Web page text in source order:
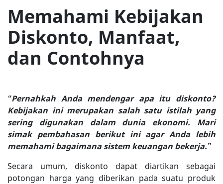
Memahami Kebijakan
Diskonto, Manfaat,
dan Contohnya
“Pernahkah Anda mendengar apa itu diskonto?
Kebijakan ini merupakan salah satu istilah yang
sering digunakan dalam dunia ekonomi. Mari
simak pembahasan berikut ini agar Anda lebih
memahami bagaimana sistem keuangan bekerja.”
Secara umum, diskonto dapat diartikan sebagai
potongan harga yang diberikan pada suatu produk